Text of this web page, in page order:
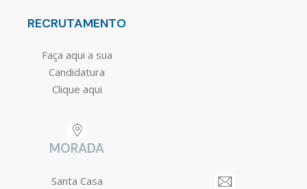
RECRUTAMENTO
Faça aqui a sua
Candidatura
Clique aqui
MORADA
Santa Casa